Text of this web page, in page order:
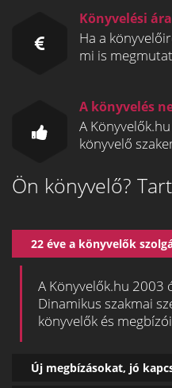
Könyvelési
Ha a
mi is
A könyvelés
A
könyvelő
Ön könyvelő?
22 éve a könyvelők
A Könyvelők.hu
Dinamikus szakmai
könyvelők és
Új megbízásokat, jó